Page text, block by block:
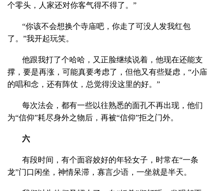
个零头，人家还对你客气得不得了。”
“你该不会想换个寺庙吧，你走了可没人发我红包
了。”我开起玩笑。
他跟我打了个哈哈，又正脸继续说着，他现在还能支
撑，要是再涨，可能真要考虑了，但他又有些疑虑，“小庙
的唱和念，还有阵仗，总觉得没这里的好。”
每次法会，都有一些以往熟悉的面孔不再出现，他们
为“信仰”耗尽身外之物后，再被“信仰”拒之门外。
六
有段时间，有个面容姣好的年轻女子，时常在“一条
龙”门口闲坐，神情呆滞，寡言少语，一坐就是半天。